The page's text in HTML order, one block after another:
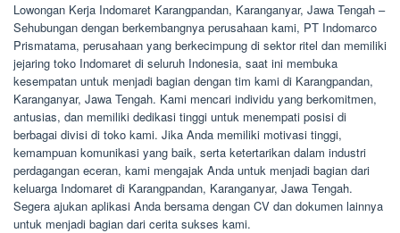
Lowongan Kerja Indomaret Karangpandan, Karanganyar, Jawa Tengah –
Sehubungan dengan berkembangnya perusahaan kami, PT Indomarco
Prismatama, perusahaan yang berkecimpung di sektor ritel dan memiliki
jejaring toko Indomaret di seluruh Indonesia, saat ini membuka
kesempatan untuk menjadi bagian dengan tim kami di Karangpandan,
Karanganyar, Jawa Tengah. Kami mencari individu yang berkomitmen,
antusias, dan memiliki dedikasi tinggi untuk menempati posisi di
berbagai divisi di toko kami. Jika Anda memiliki motivasi tinggi,
kemampuan komunikasi yang baik, serta ketertarikan dalam industri
perdagangan eceran, kami mengajak Anda untuk menjadi bagian dari
keluarga Indomaret di Karangpandan, Karanganyar, Jawa Tengah.
Segera ajukan aplikasi Anda bersama dengan CV dan dokumen lainnya
untuk menjadi bagian dari cerita sukses kami.